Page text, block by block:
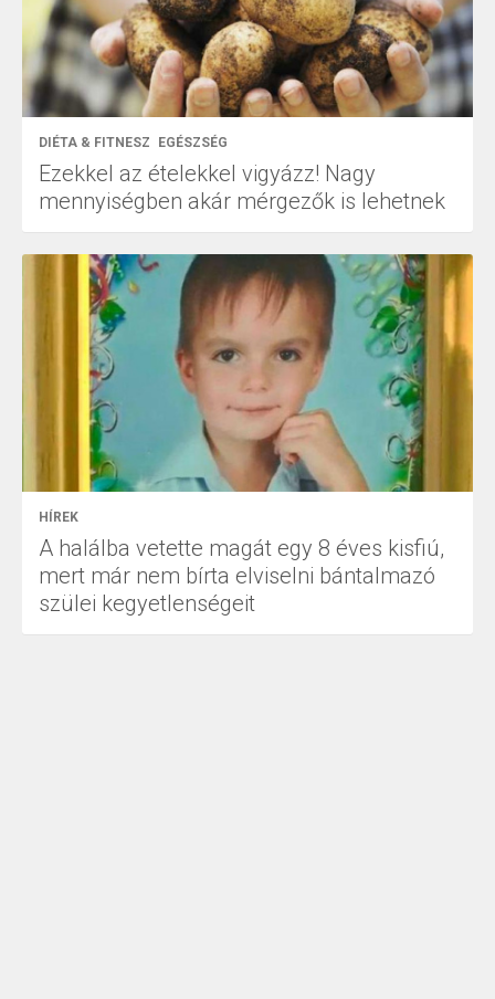
DIÉTA & FITNESZ EGÉSZSÉG
Ezekkel az ételekkel vigyázz! Nagy
mennyiségben akár mérgezők is lehetnek
HÍREK
A halálba vetette magát egy 8 éves kisfiú,
mert már nem bírta elviselni bántalmazó
szülei kegyetlenségeit